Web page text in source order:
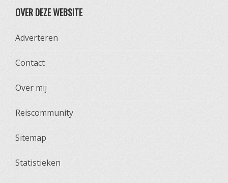
OVER DEZE WEBSITE
Adverteren
Contact
Over mij
Reiscommunity
Sitemap
Statistieken